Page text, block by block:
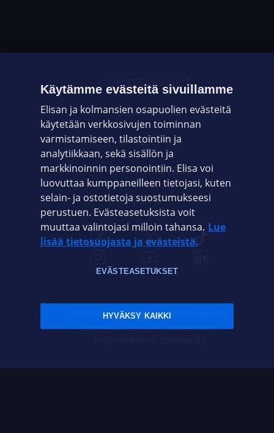
OHJEET JA VINKIT
OMAYHTEISÖ
VIANSELVITYS
ASIAKASPALVELU
ELISA.FI
Sopimusehdot Tietosuoja Evästeasetukset
Sääntelyviranomaiset Saavutettavuus
Käytämme evästeitä sivuillamme
Elisan ja kolmansien osapuolien evästeitä
käytetään verkkosivujen toiminnan
varmistamiseen, tilastointiin ja
analytiikkaan, sekä sisällön ja
markkinoinnin personointiin. Elisa voi
luovuttaa kumppaneilleen tietojasi, kuten
selain- ja ostotietoja suostumukseesi
perustuen. Evästeasetuksista voit
muuttaa valintojasi milloin tahansa. Lue
lisää tietosuojasta ja evästeistä.
EVÄSTEASETUKSET
HYVÄKSY KAIKKI